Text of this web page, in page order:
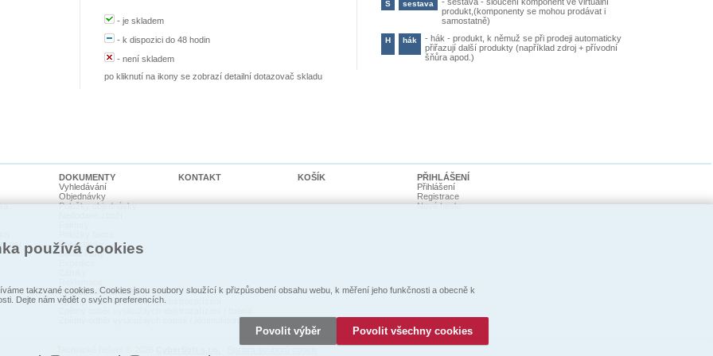
-je skladem
- k dispozici do 48 hodin
-není skladem
po kliknutí na ikony se zobrazí detailní dotazovač skladu
S sestava
produkt,(komponenty se mohou prodávat i
samostatně)
H hák - hák - produkt, k němuž se při prodeji automaticky
přiřazují další produkty (například zdroj + přívodní
šňůra apod.)
psi
DOKUMENTY
Vyhledávání
Objednávky
Položky objednávky
Pohledávky
Dodací listy
Prohlášení o shodě
Zpětný odběr vysloužilých elektrozaŕízení
Zpětný odběr vysloužilých baterií / akumulátorů
KONTAKT KOŠÍK
PŘIHLÁŠENÍ
Přihlášení
Registrace
Nové heslo
používá cookies
takzvané cookies. Cookies jsou soubory sloužící k přizpůsobení obsahu webu, k měření jeho funkčnosti a obecně k
Dejte nám vědět o svých preferencích.
Povolit výběr Povolit všechny cookies